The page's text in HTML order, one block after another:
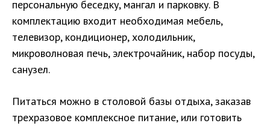
персональную беседку, мангал и парковку. В
комплектацию входит необходимая мебель,
телевизор, кондиционер, холодильник,
микроволновая печь, электрочайник, набор посуды,
санузел.
Питаться можно в столовой базы отдыха, заказав
трехразовое комплексное питание, или готовить